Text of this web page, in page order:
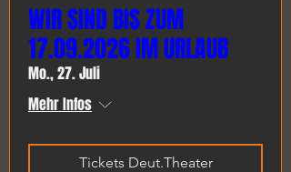
WIR SIND BIS ZUM
17.09.2026 IM URLAUB
Mo., 27. Juli
Mehr Infos
Tickets Deut.Theater